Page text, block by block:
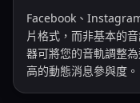
Facebook、
片格式，而非基本的
器可將您的音軌調整
高的動態消息參與度。